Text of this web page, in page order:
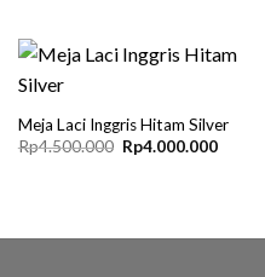
Meja Laci Inggris Hitam Silver
Rp4.500.000 Original
price
Rp4.000.000Current